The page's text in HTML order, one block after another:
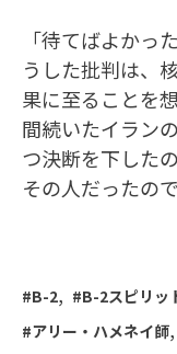
「待てばよか
うした批判は、
果に至ることを
間続いたイラン
つ決断を下した
その人だったので
B-2 B-2スピリッ
アリー・ハメネイ師